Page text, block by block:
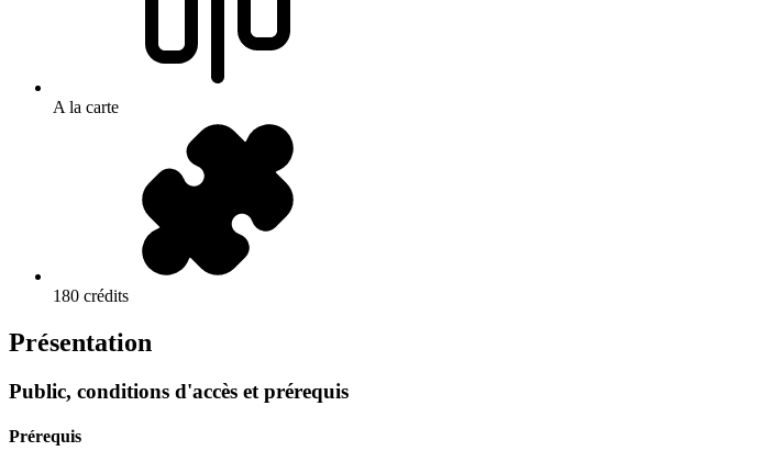
A la carte
180 crédits
Présentation
Public, conditions d'accès et prérequis
Prérequis